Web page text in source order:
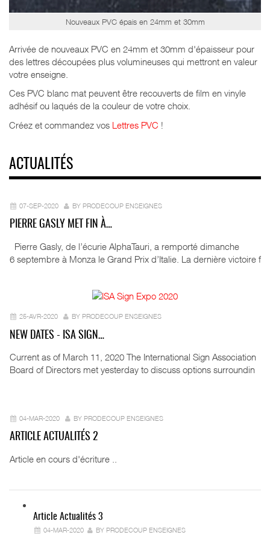
Nouveaux PVC épais en 24mm et 30mm
Arrivée de nouveaux PVC en 24mm et 30mm d'épaisseur pour
des lettres découpées plus volumineuses qui mettront en valeur
votre enseigne.
Ces PVC blanc mat peuvent être recouverts de film en vinyle
adhésif ou laqués de la couleur de votre choix.
Créez et commandez vos Lettres PVC !
ACTUALITÉS
07-SEP-2020 BY PRODECOUP ENSEIGNES
PIERRE GASLY MET FIN À…
Pierre Gasly, de l’écurie AlphaTauri, a remporté dimanche
6 septembre à Monza le Grand Prix d’Italie. La dernière victoire f
25-AVR-2020 BY PRODECOUP ENSEIGNES
NEW DATES - ISA SIGN…
Current as of March 11, 2020 The International Sign Association
Board of Directors met yesterday to discuss options surroundin
04-MAR-2020 BY PRODECOUP ENSEIGNES
ARTICLE ACTUALITÉS 2
Article en cours d'écriture ..
Article Actualités 3
04-MAR-2020 BY PRODECOUP ENSEIGNES